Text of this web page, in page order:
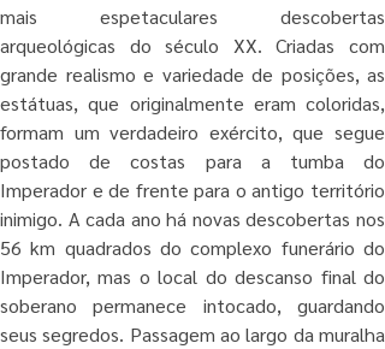
mais espetaculares descobertas
arqueológicas do século XX. Criadas com
grande realismo e variedade de posições, as
estátuas, que originalmente eram coloridas,
formam um verdadeiro exército, que segue
postado de costas para a tumba do
Imperador e de frente para o antigo território
inimigo. A cada ano há novas descobertas nos
56 km quadrados do complexo funerário do
Imperador, mas o local do descanso final do
soberano permanece intocado, guardando
seus segredos. Passagem ao largo da muralha